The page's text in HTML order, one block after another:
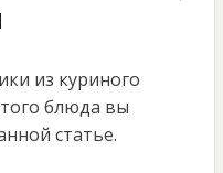
из куриного
блюда вы
статье.